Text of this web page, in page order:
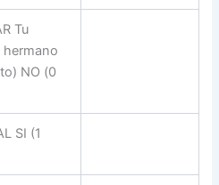
Tu
hermano
NO (0
SI (1